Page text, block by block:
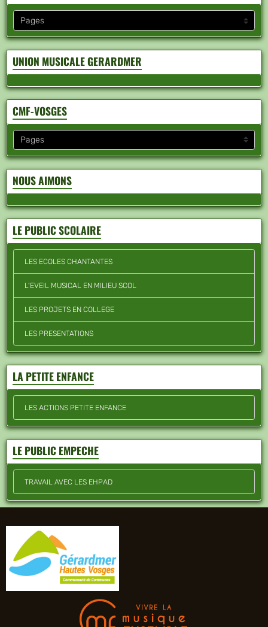
UNION MUSICALE GERARDMER
CMF-VOSGES
NOUS AIMONS
LE PUBLIC SCOLAIRE
LES ECOLES CHANTANTES
L'EVEIL MUSICAL EN MILIEU SCOL
LES PROJETS EN COLLEGE
LES PRESENTATIONS
LA PETITE ENFANCE
LES ACTIONS PETITE ENFANCE
LE PUBLIC EMPECHE
TRAVAIL AVEC LES EHPAD